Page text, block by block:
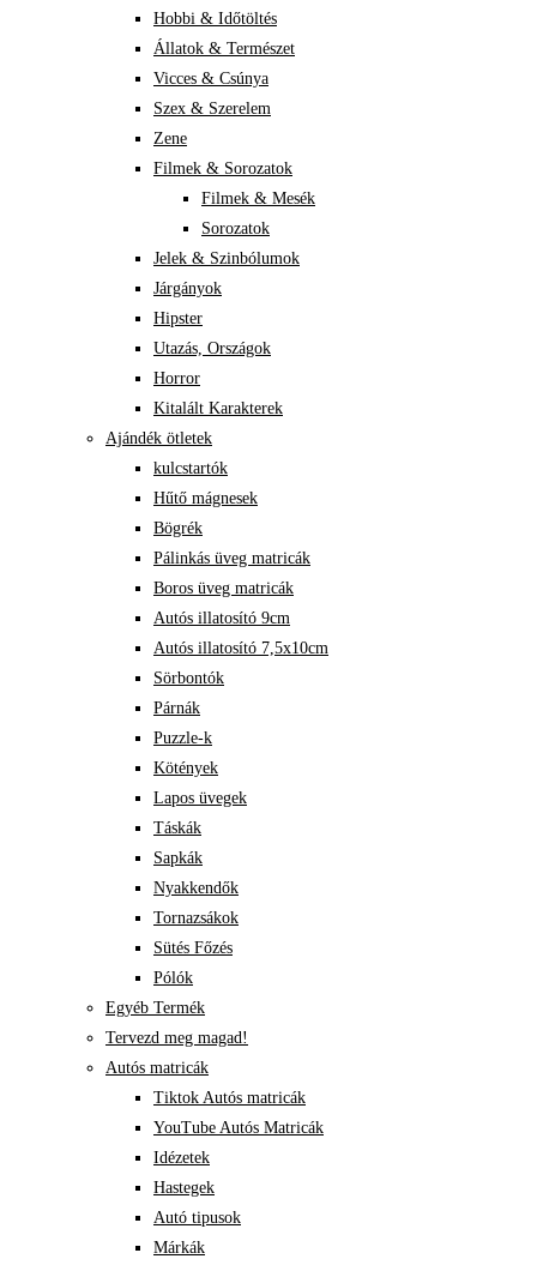
Hobbi & Időtöltés
Állatok & Természet
Vicces & Csúnya
Szex & Szerelem
Zene
Filmek & Sorozatok
Filmek & Mesék
Sorozatok
Jelek & Szinbólumok
Járgányok
Hipster
Utazás, Országok
Horror
Kitalált Karakterek
Ajándék ötletek
kulcstartók
Hűtő mágnesek
Bögrék
Pálinkás üveg matricák
Boros üveg matricák
Autós illatosító 9cm
Autós illatosító 7,5x10cm
Sörbontók
Párnák
Puzzle-k
Kötények
Lapos üvegek
Táskák
Sapkák
Nyakkendők
Tornazsákok
Sütés Főzés
Pólók
Egyéb Termék
Tervezd meg magad!
Autós matricák
Tiktok Autós matricák
YouTube Autós Matricák
Idézetek
Hastegek
Autó tipusok
Márkák